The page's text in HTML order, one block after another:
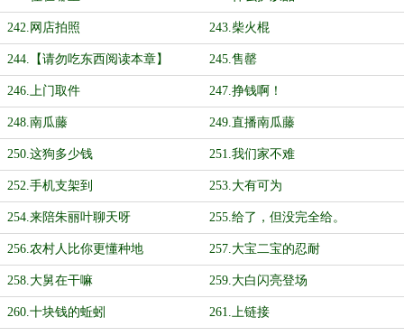
242.网店拍照 243.柴火棍
244.【请勿吃东西阅读本章】 245.售罄
246.上门取件 247.挣钱啊！
248.南瓜藤 249.直播南瓜藤
250.这狗多少钱 251.我们家不难
252.手机支架到 253.大有可为
254.来陪朱丽叶聊天呀 255.给了，但没完全给。
256.农村人比你更懂种地 257.大宝二宝的忍耐
258.大舅在干嘛 259.大白闪亮登场
260.十块钱的蚯蚓 261.上链接